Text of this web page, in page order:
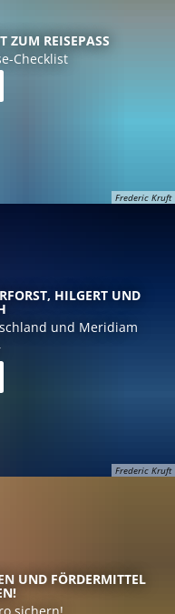
Frederic Kruft
ZUM REISEPASS
Checklist
Frederic Kruft
HILGERT UND
und Meridiam
UND FÖRDERMITTEL